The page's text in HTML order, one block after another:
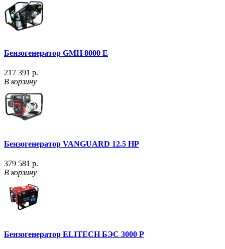
Бензогенератор GMH 8000 E
217 391 р.
В корзину
Бензогенератор VANGUARD 12.5 HP
379 581 р.
В корзину
Бензогенератор ELITECH БЭС 3000 P